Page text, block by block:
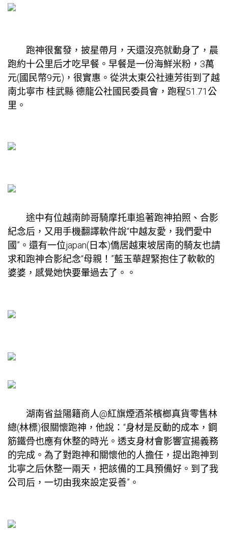
跑神很奮發，披星帶月，天還沒亮就動身了，晨
跑約十公里后才吃早餐。早餐是一份海鮮米粉，3萬
元(國民幣9元)，很實惠。從洪太東公社連芳街到了越
南北寧市 桂武縣 德龍公社國民委員會，跑程51.71公
里。
途中有位越南帥哥騎摩托車追著跑神拍照、合影
紀念后，又用手機翻譯軟件說“中越友愛，我們愛中
國”。還有一位japan(日本)僑居越東坡居南的騎友也請
求和跑神合影紀念“母親！”藍玉華趕緊抱住了軟軟的
婆婆，感覺她快要暈過去了。。
湖南省益陽籍商人@紅旗煙酒茶檳榔真貨零售林
總(林標)很關懷跑神，他說：“身材是反動的成本，鋼
筋鐵骨也應有休整的時光。透支身材會影響宣揚義務
的完成。為了對跑神和關懷他的人擔任，提出跑神到
北寧之后休整一兩天，把該備的工具預備好。到了我
公司后，一切由我來設定妥善”。